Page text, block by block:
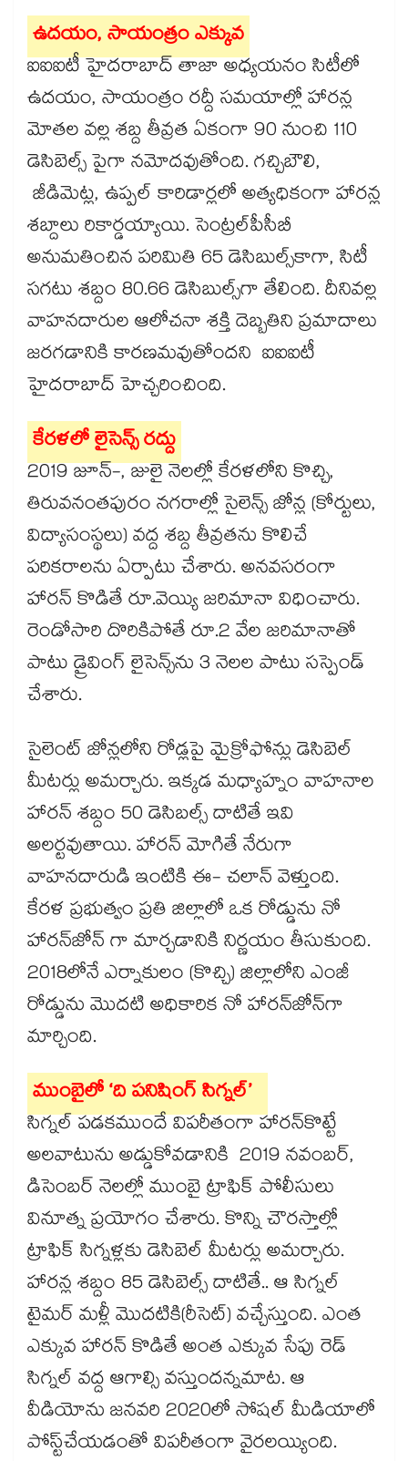
ఉదయం, సాయంత్రం ఎక్కువ
ఐఐఐటీ హైదరాబాద్ తాజా అధ్యయనం సిటీలో
ఉదయం, సాయంత్రం రద్దీ సమయాల్లో హారన్ల
మోతల వల్ల శబ్ద తీవ్రత ఏకంగా 90 నుంచి 110
డెసిబెల్స్ పైగా నమోదవుతోంది. గచ్చిబౌలి,
జీడిమెట్ల, ఉప్పల్ కారిడార్లలో అత్యధికంగా హారన్ల
శబ్దాలు రికార్డయ్యాయి. సెంట్రల్​పీసీబీ
అనుమతించిన పరిమితి 65 డెసిబుల్స్​కాగా, సిటీ
సగటు శబ్దం 80.66 డెసిబుల్స్​గా తేలింది. దీనివల్ల
వాహనదారుల ఆలోచనా శక్తి దెబ్బతిని ప్రమాదాలు
జరగడానికి కారణమవుతోందని ఐఐఐటీ
హైదరాబాద్ హెచ్చరించింది.
కేరళలో లైసెన్స్ రద్దు
2019 జూన్-, జులై నెలల్లో కేరళలోని కొచ్చి,
తిరువనంతపురం నగరాల్లో సైలెన్స్ జోన్ల (కోర్టులు,
విద్యాసంస్థలు) వద్ద శబ్ద తీవ్రతను కొలిచే
పరికరాలను ఏర్పాటు చేశారు. అనవసరంగా
హారన్ ​కొడితే రూ.వెయ్యి జరిమానా విధించారు.
రెండోసారి దొరికిపోతే రూ.2 వేల జరిమానాతో
పాటు డ్రైవింగ్ లైసెన్స్‌‌ను 3 నెలల పాటు సస్పెండ్
చేశారు.
సైలెంట్ జోన్లలోని రోడ్లపై మైక్రోఫోన్లు డెసిబెల్
మీటర్లు అమర్చారు. ఇక్కడ మధ్యాహ్నం వాహనాల
హారన్ శబ్దం 50 డెసిబల్స్ దాటితే ఇవి
అలర్టవుతాయి. హారన్​ మోగితే నేరుగా
వాహనదారుడి ఇంటికి ఈ- చలాన్ వెళ్తుంది.
కేరళ ప్రభుత్వం ప్రతి జిల్లాలో ఒక రోడ్డును నో
హారన్​జోన్ గా మార్చడానికి నిర్ణయం తీసుకుంది.
2018లోనే ఎర్నాకులం (కొచ్చి) జిల్లాలోని ఎంజీ
రోడ్డును మొదటి అధికారిక నో హారన్​జోన్​గా
మార్చింది.
ముంబైలో ‘ది పనిషింగ్ సిగ్నల్’
సిగ్నల్ పడకముందే విపరీతంగా హారన్​కొట్టే
అలవాటును అడ్డుకోవడానికి 2019 నవంబర్​,
డిసెంబర్ ​నెలల్లో ముంబై ట్రాఫిక్ పోలీసులు
వినూత్న ప్రయోగం చేశారు. కొన్ని చౌరస్తాల్లో
ట్రాఫిక్ సిగ్నళ్లకు డెసిబెల్ మీటర్లు అమర్చారు.
హారన్ల శబ్దం 85 డెసిబెల్స్ దాటితే.. ఆ సిగ్నల్
టైమర్ మళ్లీ మొదటికి(రీసెట్) వచ్చేస్తుంది. ఎంత
ఎక్కువ హారన్​ కొడితే అంత ఎక్కువ సేపు రెడ్
సిగ్నల్ వద్ద ఆగాల్సి వస్తుందన్నమాట. ఆ
వీడియోను జనవరి 2020లో సోషల్ మీడియాలో
పోస్ట్​చేయడంతో విపరీతంగా వైరలయ్యింది.